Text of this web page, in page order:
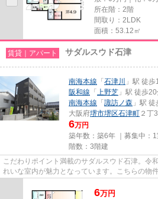
所在階：2階
間取り：2LDK
面積：53.12㎡
賃貸｜アパート サダルスウド石津
南海本線 「 石津川
」駅 徒
阪和線 「 上野芝 」駅 徒歩
南海本線 「 諏訪ノ森 」駅
大阪府堺市堺区石津町 ２丁
6万円
築年数：築6年 ｜募集中：
階数：3階建
こだわりポイント満載のサダルスウド石津。令
れいな室内が魅力となっています。こちらの物
6万円